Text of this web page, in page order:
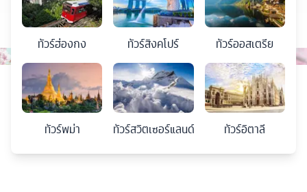
ทัวร์ฮ่องกง ทัวร์สิงคโปร์ ทัวร์ออสเตรีย
ทัวร์พม่า ทัวร์สวิตเซอร์แลนด์ ทัวร์อิตาลี